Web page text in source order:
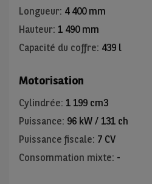
Longueur: 4 400 mm
Hauteur: 1 490 mm
Capacité du coffre: 439 l
Motorisation
Cylindrée: 1 199 cm3
Puissance: 96 kW / 131 ch
Puissance fiscale: 7 CV
Consommation mixte: -